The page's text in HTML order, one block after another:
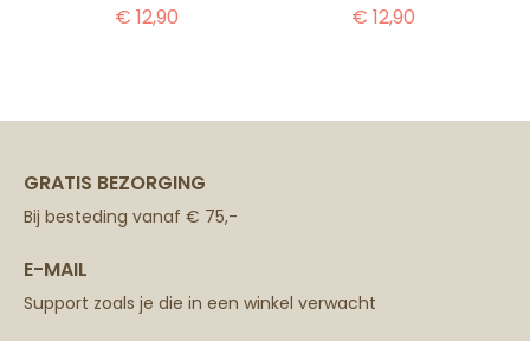
€ 12,90 € 12,90
GRATIS BEZORGING
Bij besteding vanaf € 75,-
E-MAIL
Support zoals je die in een winkel verwacht